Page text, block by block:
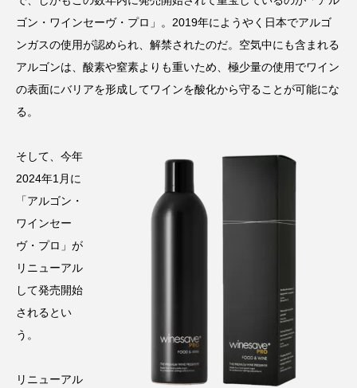
ゴン・ワインセーヴ・プロ」。2019年にようやく日本でアルゴ
ンガスの使用が認められ、解禁されたのだ。空気中にも含まれる
アルゴンは、酸素や窒素よりも重いため、極少量の使用でワイン
の表面にバリアを形成してワインを酸化から守ることが可能にな
る。
そして、今年
2024年1月に
「アルゴン・
ワインセー
ヴ・プロ」が
リニューアル
して発売開始
されるとい
う。
リニューアル